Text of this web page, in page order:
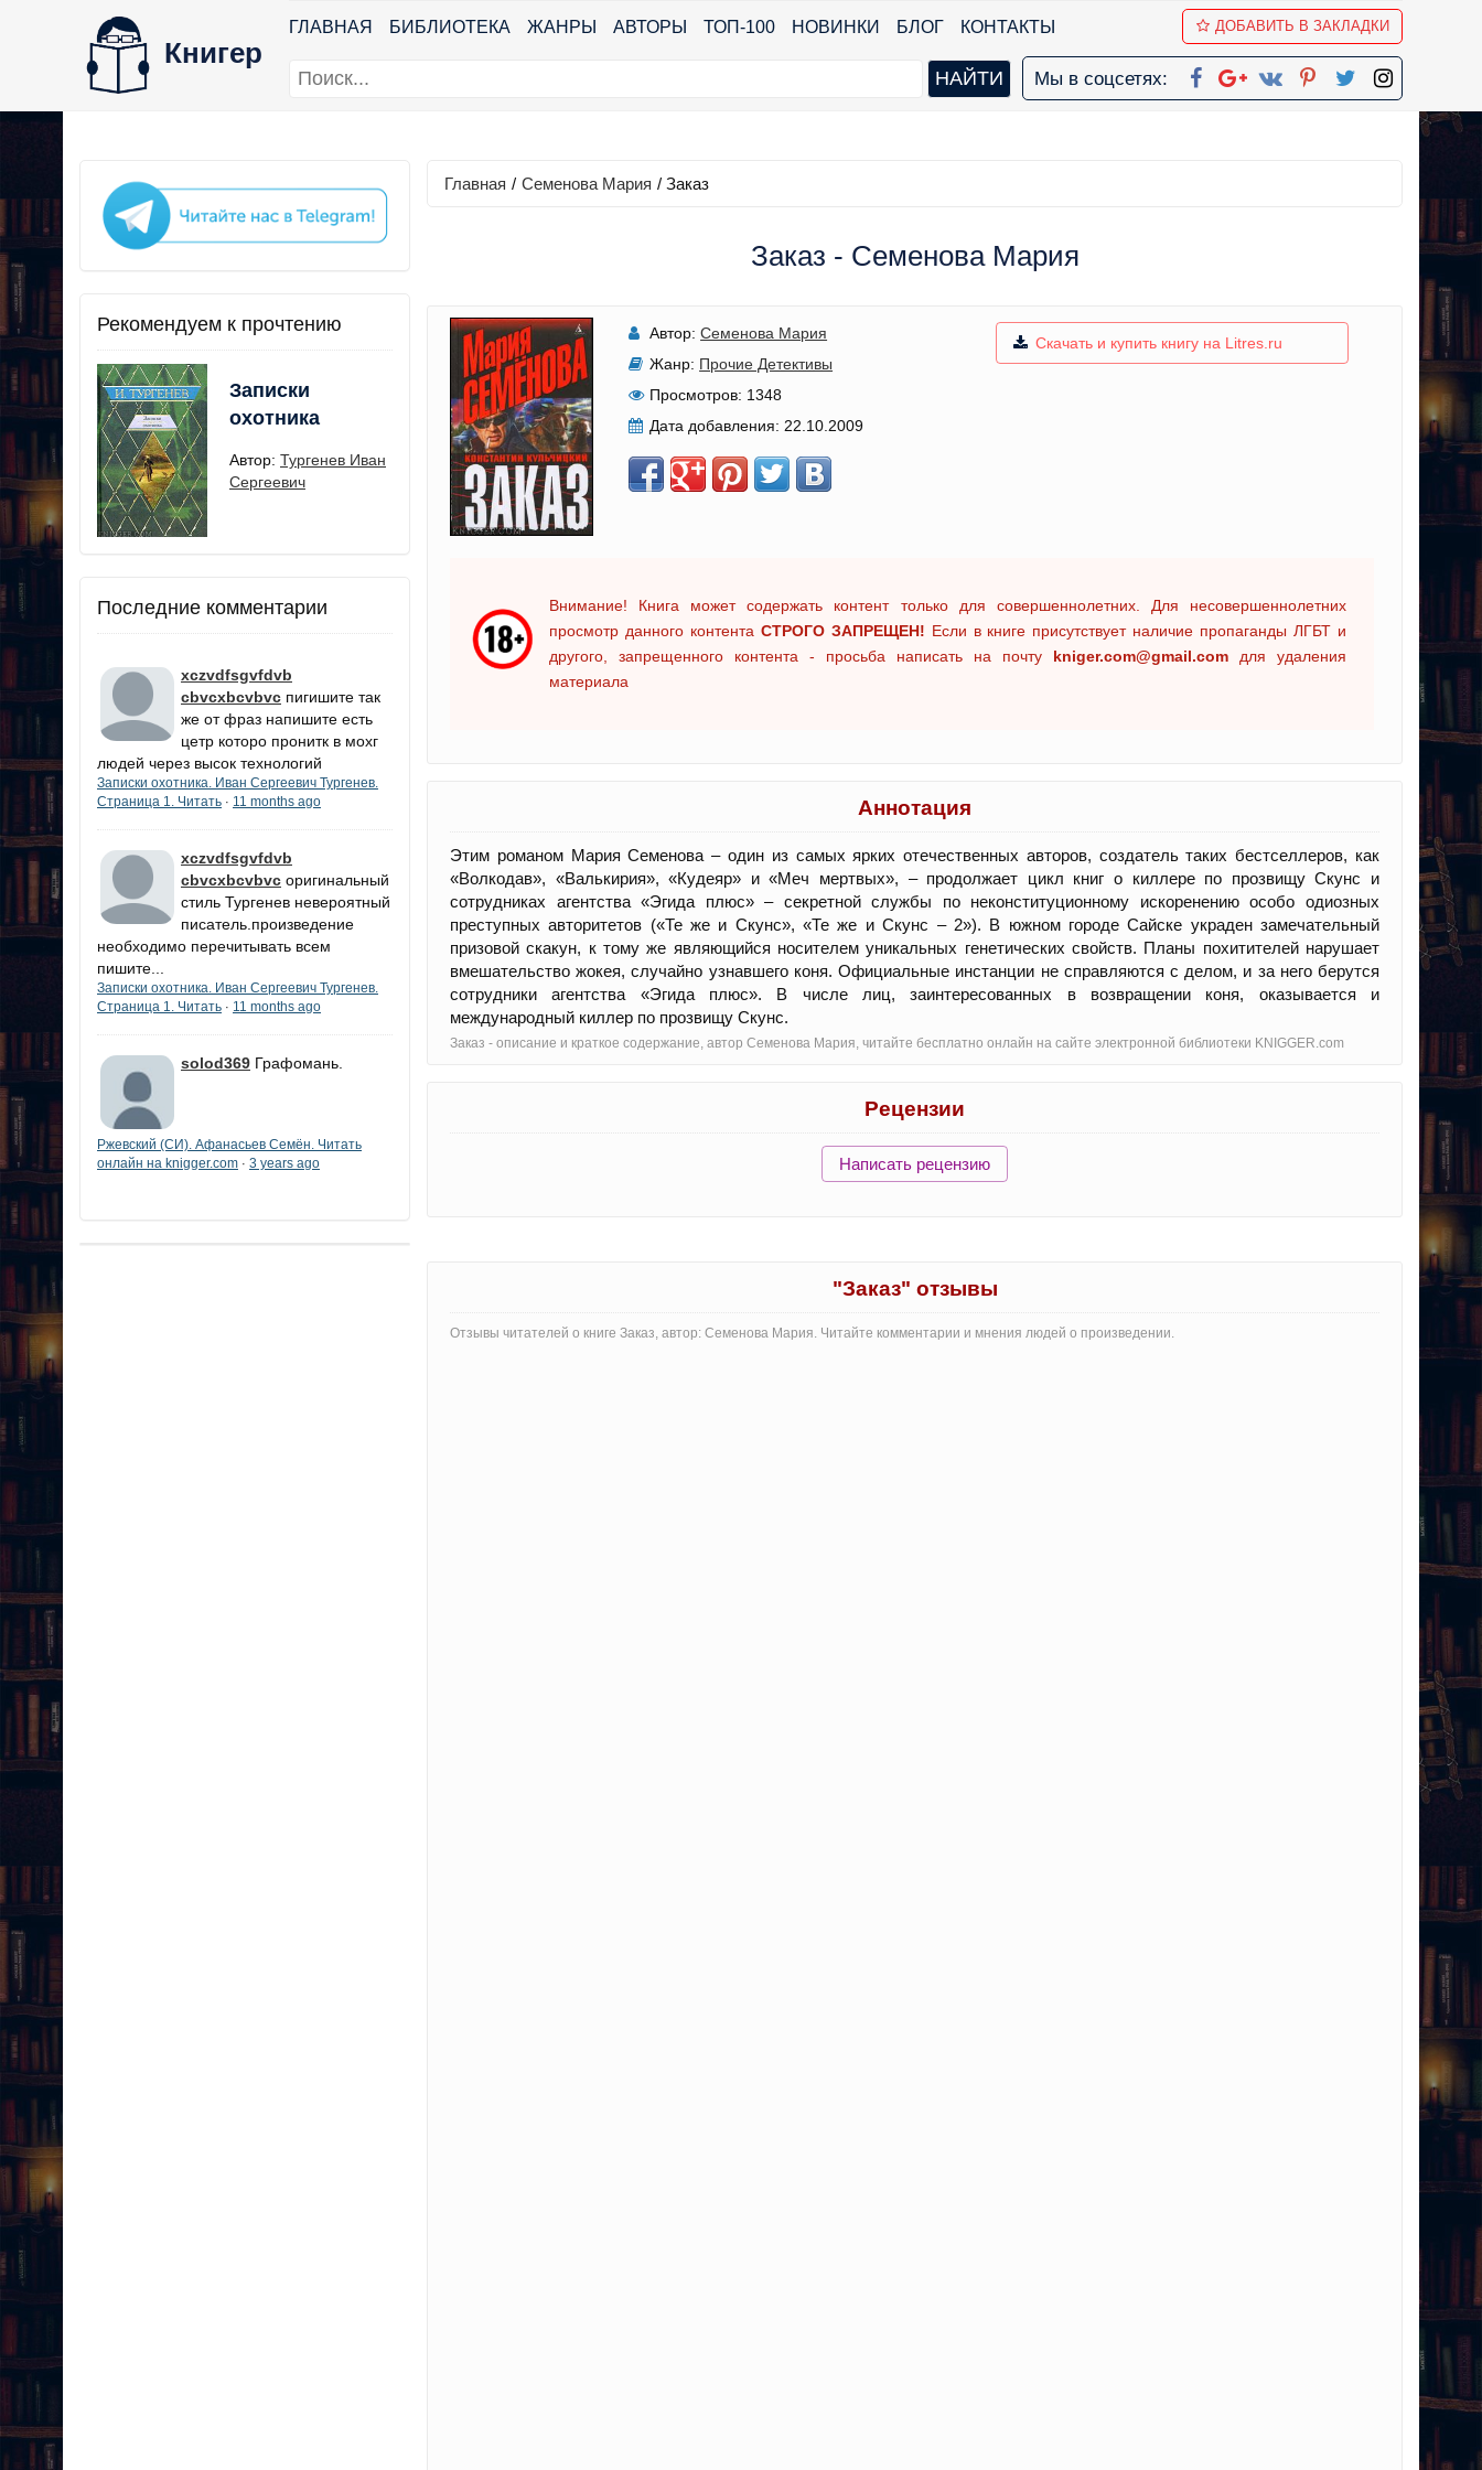
Книгер
ГЛАВНАЯ БИБЛИОТЕКА ЖАНРЫ АВТОРЫ ТОП-100 НОВИНКИ БЛОГ КОНТАКТЫ ДОБАВИТЬ В ЗАКЛАДКИ
Мы в соцсетях:
Рекомендуем к прочтению
Записки
охотника
Автор: Тургенев Иван
Сергеевич
Последние комментарии
xczvdfsgvfdvb
cbvcxbcvbvc пигишите так
же от фраз напишите есть
цетр которо пронитк в мохг
людей через высок технологий
Записки охотника. Иван Сергеевич Тургенев.
Страница 1. Читать · 11 months ago
xczvdfsgvfdvb
cbvcxbcvbvc оригинальный
стиль Тургенев невероятный
писатель.произведение
необходимо перечитывать всем
пишите...
Записки охотника. Иван Сергеевич Тургенев.
Страница 1. Читать · 11 months ago
solod369 Графомань.
Ржевский (СИ). Афанасьев Семён. Читать
онлайн на knigger.com · 3 years ago
Главная / Семенова Мария / Заказ
Заказ - Семенова Мария
Автор: Семенова Мария
Жанр: Прочие Детективы
Просмотров: 1348
Дата добавления: 22.10.2009
Скачать и купить книгу на Litres.ru
Внимание! Книга может содержать контент только для совершеннолетних. Для несовершеннолетних
просмотр данного контента СТРОГО ЗАПРЕЩЕН! Если в книге присутствует наличие пропаганды ЛГБТ и
другого, запрещенного контента - просьба написать на почту kniger.com@gmail.com для удаления
материала
Аннотация
Этим романом Мария Семенова – один из самых ярких отечественных авторов, создатель таких бестселлеров, как
«Волкодав», «Валькирия», «Кудеяр» и «Меч мертвых», – продолжает цикл книг о киллере по прозвищу Скунс и
сотрудниках агентства «Эгида плюс» – секретной службы по неконституционному искоренению особо одиозных
преступных авторитетов («Те же и Скунс», «Те же и Скунс – 2»). В южном городе Сайске украден замечательный
призовой скакун, к тому же являющийся носителем уникальных генетических свойств. Планы похитителей нарушает
вмешательство жокея, случайно узнавшего коня. Официальные инстанции не справляются с делом, и за него берутся
сотрудники агентства «Эгида плюс». В числе лиц, заинтересованных в возвращении коня, оказывается и
международный киллер по прозвищу Скунс.
Заказ - oписание и краткое содержание, автор Семенова Мария, читайте бесплатно онлайн на сайте электронной библиотеки KNIGGER.com
Рецензии
Написать рецензию
"Заказ" отзывы
Отзывы читателей о книге Заказ, автор: Семенова Мария. Читайте комментарии и мнения людей о произведении.